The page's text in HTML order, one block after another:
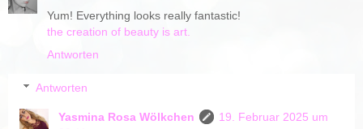
Yum! Everything looks really fantastic!
the creation of beauty is art.
Antworten
Antworten
Yasmina Rosa Wölkchen
19. Februar 2025 um